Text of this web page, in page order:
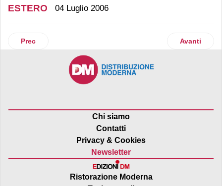
ESTERO 04 Luglio 2006
Articolo precedente: Coop svizzera sbarca nel settore
Prec Articolo
Avanti
Chi siamo
Contatti
Privacy & Cookies
Newsletter
Ristorazione Moderna